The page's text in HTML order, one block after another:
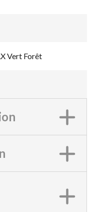
Vert Forêt